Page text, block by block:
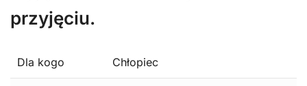
przyjęciu.
Dla kogo Chłopiec